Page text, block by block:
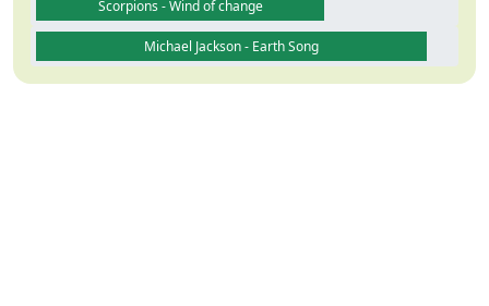
Scorpions - Wind of change
Michael Jackson - Earth Song